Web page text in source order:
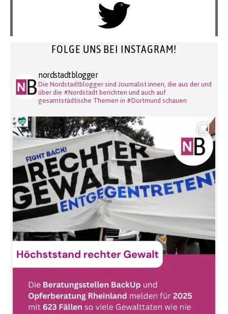
FOLGE UNS BEI INSTAGRAM!
nordstadtblogger
Die Nordstadtblogger sind Journalist:innen, die aus der und
über die #Nordstadt berichten und auch auf
gesamtstädtische Themen in #Dortmund schauen